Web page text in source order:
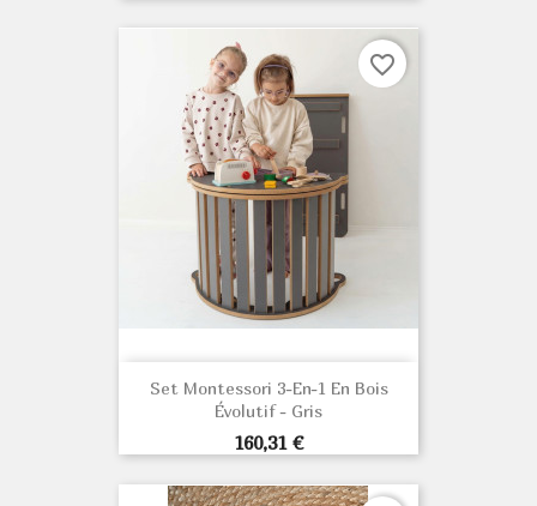
Set Montessori 3-En-1 En Bois
Évolutif - Gris
Prix
160,31 €
favorite_border